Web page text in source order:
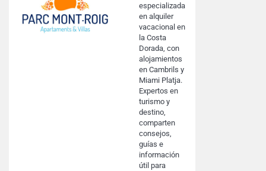
especializada
en alquiler
vacacional en
la Costa
Dorada, con
alojamientos
en Cambrils y
Miami Platja.
Expertos en
turismo y
destino,
comparten
consejos,
guías e
información
útil para